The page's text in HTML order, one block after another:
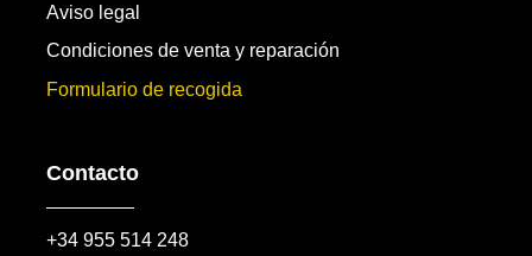
Aviso legal
Condiciones de venta y reparación
Formulario de recogida
Contacto
+34 955 514 248